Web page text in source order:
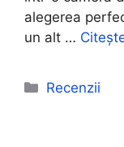
alegerea
un alt …
Categorii
Recenzii